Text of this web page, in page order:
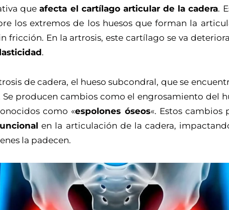
queafecta el cartílago articular de la cadera.
los extremos de los huesos que forman la
fricción. En la artrosis, este cartílago se va
.
de cadera, el hueso subcondral, que se
Se producen cambios como el engrosamiento del
como «espolones óseos«. Estos cambios
en la articulación de la cadera,
la padecen.